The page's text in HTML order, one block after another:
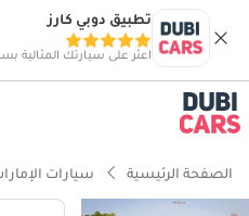
تطبيق دوبي كارز
اعثر على سيارتك المثالية
الصفحة الرئيسية سيارات
ذكاء دوبي كارز
ذكاء دوبيكارز
مؤهلة فعلياً للسير على الطرق